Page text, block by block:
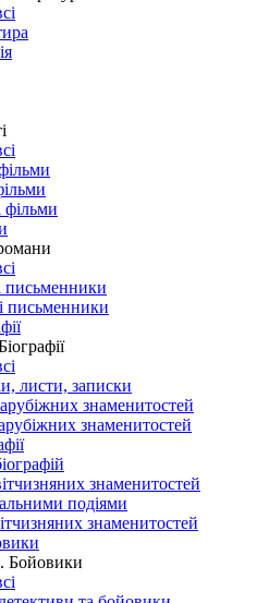
фільми
письменники
письменники
листи, записки
знаменитостей
знаменитостей
знаменитостей
подіями
знаменитостей
Бойовики